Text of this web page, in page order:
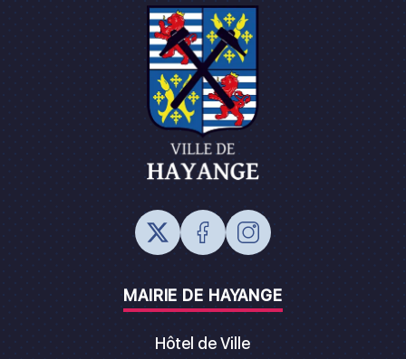
MAIRIE DE HAYANGE
Hôtel de Ville